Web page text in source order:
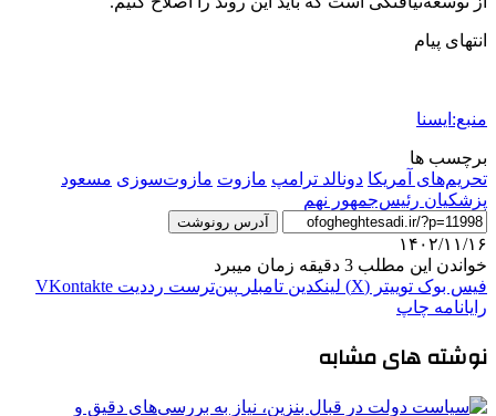
انتهای پیام
منبع:ایسنا
برچسب ها
تحریم‌های آمریکا دونالد ترامپ مازوت مازوت‌سوزی مسعود
پزشکیان رئیس‌جمهور نهم
آدرس رونوشت
۱۴۰۲/۱۱/۱۶
خواندن این مطلب 3 دقیقه زمان میبرد
فیس بوک توییتر (X) لینکدین ‫تامبلر ‫پین‌ترست ‫رددیت ‫VKontakte
رایانامه چاپ
نوشته های مشابه